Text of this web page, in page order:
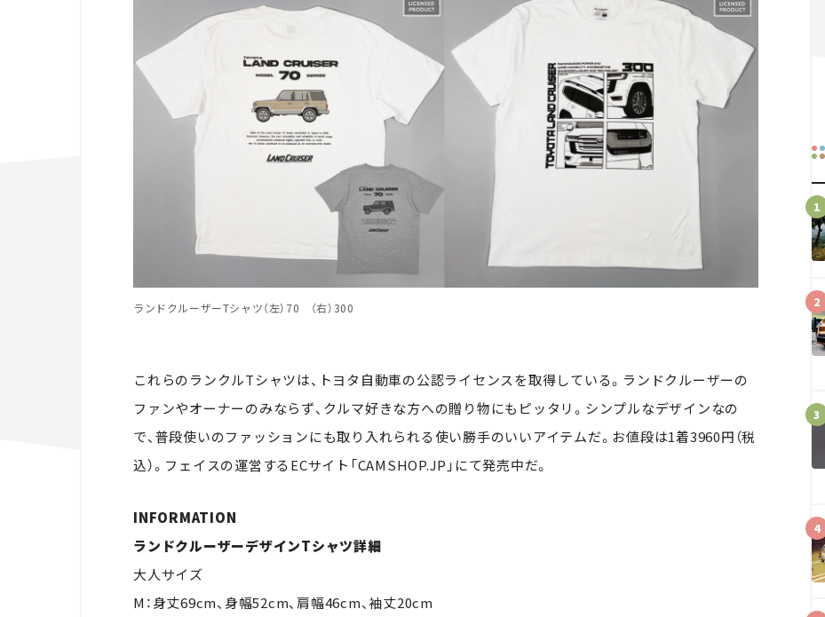
ランドクルーザーTシャツ（左）70 （右）300
これらのランクルTシャツは、トヨタ自動車の公認ライセンスを取得している。ランドクルーザーの
ファンやオーナーのみならず、クルマ好きな方への贈り物にもピッタリ。シンプルなデザインなの
で、普段使いのファッションにも取り入れられる使い勝手のいいアイテムだ。お値段は1着3960円（税
込）。フェイスの運営するECサイト「CAMSHOP.JP」にて発売中だ。
INFORMATION
ランドクルーザーデザインTシャツ詳細
大人サイズ
M：身丈69cm、身幅52cm、肩幅46cm、袖丈20cm